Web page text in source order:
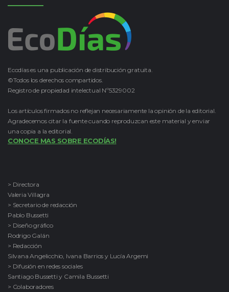
Ecodías es una publicación de distribución gratuita.
©Todos los derechos compartidos.
Registro de propiedad intelectual Nº5329002
Los artículos firmados no reflejan necesariamente la opinión de la editorial.
Agradecemos citar la fuente cuando reproduzcan este material y enviar
una copia a la editorial.
CONOCE MAS SOBRE ECODÍAS!
> Directora
Valeria Villagra
> Secretario de redacción
Pablo Bussetti
> Diseño gráfico
Rodrigo Galán
> Redacción
Silvana Angelicchio, Ivana Barrios y Lucía Argemi
> Difusión en redes sociales
Santiago Bussetti y Camila Bussetti
> Colaboradores